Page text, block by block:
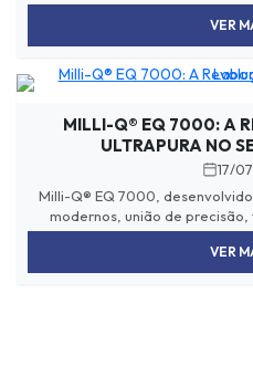
VER
MILLI-Q® EQ 7000: A
ULTRAPURA NO
17/
Milli-Q® EQ 7000,
modernos, união de precisão,
VER